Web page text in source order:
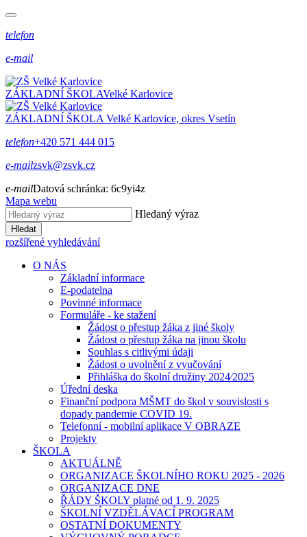
telefon
e-mail
ZÁKLADNÍ ŠKOLAVelké Karlovice
ZÁKLADNÍ ŠKOLA Velké Karlovice, okres Vsetín
telefon+420 571 444 015
e-mailzsvk@zsvk.cz
e-mailDatová schránka: 6c9yi4z
Mapa webu
Hledaný výraz
Hledat
rozšířené vyhledávání
O NÁS
Základní informace
E-podatelna
Povinné informace
Formuláře - ke stažení
Žádost o přestup žáka z jiné školy
Žádost o přestup žáka na jinou školu
Souhlas s citlivými údaji
Žádost o uvolnění z vyučování
Přihláška do školní družiny 2024⁄2025
Úřední deska
Finanční podpora MŠMT do škol v souvislosti s
dopady pandemie COVID 19.
Telefonní - mobilní aplikace V OBRAZE
Projekty
ŠKOLA
AKTUÁLNĚ
ORGANIZACE ŠKOLNÍHO ROKU 2025 - 2026
ORGANIZACE DNE
ŘÁDY ŠKOLY platné od 1. 9. 2025
ŠKOLNÍ VZDĚLÁVACÍ PROGRAM
OSTATNÍ DOKUMENTY